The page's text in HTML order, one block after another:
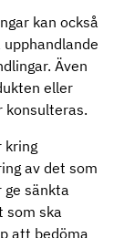
kan också
Även
eller
konsulteras.
kring
av det som
ge sänkta
som ska
att bedöma